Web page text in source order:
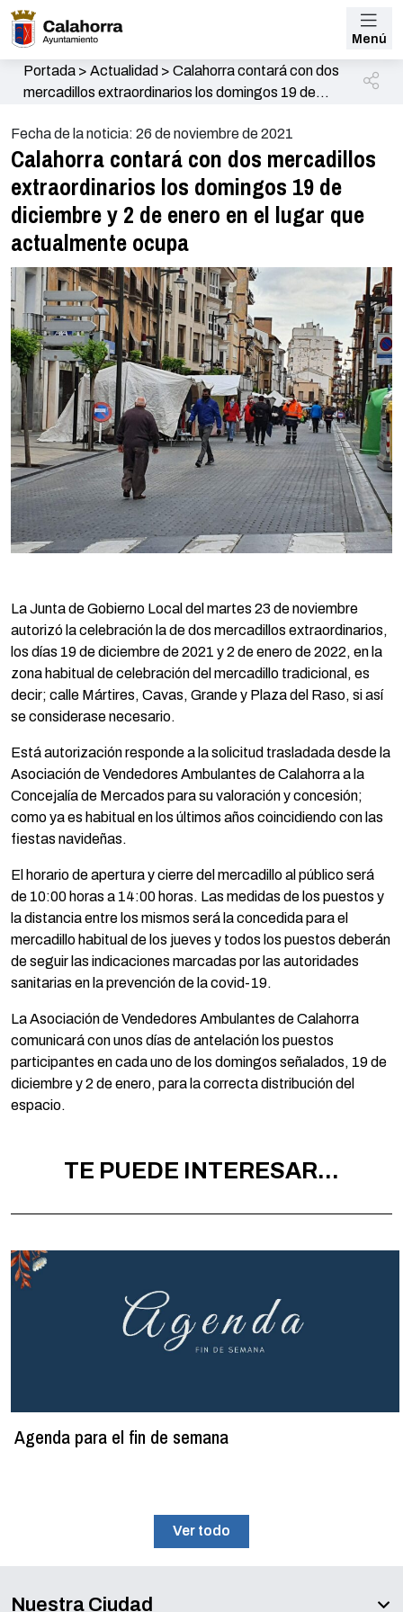
Menú
Portada> Actualidad > Calahorra contará con dos
mercadillos extraordinarios los domingos 19 de
ocupa
Fecha de la noticia: 26 de noviembre de 2021
Calahorra contará con dos mercadillos
extraordinarios los domingos 19 de
diciembre y 2 de enero en el lugar que
actualmente ocupa
La Junta de Gobierno Local del martes 23 de noviembre
autorizó la celebración la de dos mercadillos extraordinarios,
los días 19 de diciembre de 2021 y 2 de enero de 2022, en la
zona habitual de celebración del mercadillo tradicional, es
decir; calle Mártires, Cavas, Grande y Plaza del Raso, si así
se considerase necesario.
Está autorización responde a la solicitud trasladada desde la
Asociación de Vendedores Ambulantes de Calahorra a la
Concejalía de Mercados para su valoración y concesión;
como ya es habitual en los últimos años coincidiendo con las
fiestas navideñas.
El horario de apertura y cierre del mercadillo al público será
de 10:00 horas a 14:00 horas. Las medidas de los puestos y
la distancia entre los mismos será la concedida para el
mercadillo habitual de los jueves y todos los puestos deberán
de seguir las indicaciones marcadas por las autoridades
sanitarias en la prevención de la covid-19.
La Asociación de Vendedores Ambulantes de Calahorra
comunicará con unos días de antelación los puestos
participantes en cada uno de los domingos señalados, 19 de
diciembre y 2 de enero, para la correcta distribución del
espacio.
TE PUEDE INTERESAR...
Agenda para el fin de semana
Ver todo
Nuestra Ciudad